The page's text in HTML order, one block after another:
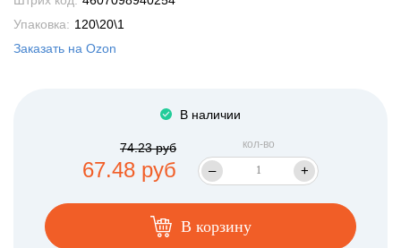
Упаковка: 120\20\1
Заказать на Ozon
В наличии
74.23 руб
67.48 руб
кол-во
– +
В корзину